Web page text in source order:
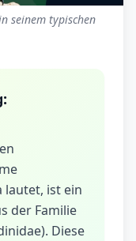
seinem typischen
ist ein
der Familie
Diese